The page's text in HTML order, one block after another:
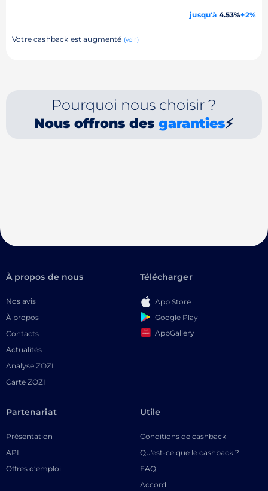
jusqu'à 4.53%+2%
Votre cashback est augmenté (voir)
Pourquoi nous choisir ?
Nous offrons desgaranties⚡
À propos de nous
Nos avis
À propos
Contacts
Actualités
Analyse ZOZI
Carte ZOZI
Télécharger
App Store
Google Play
AppGallery
Partenariat
Présentation
API
Offres d’emploi
Utile
Conditions de cashback
Qu'est-ce que le cashback ?
FAQ
Accord